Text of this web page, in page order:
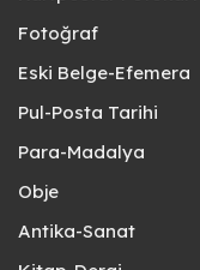
Fotoğraf
Eski Belge-Efemera
Pul-Posta Tarihi
Para-Madalya
Obje
Antika-Sanat